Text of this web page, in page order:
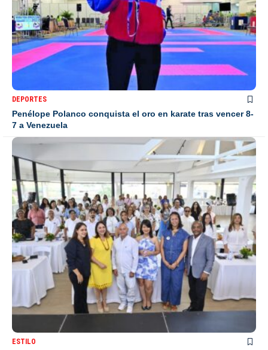
DEPORTES
Penélope Polanco conquista el oro en karate tras vencer 8-
7 a Venezuela
ESTILO